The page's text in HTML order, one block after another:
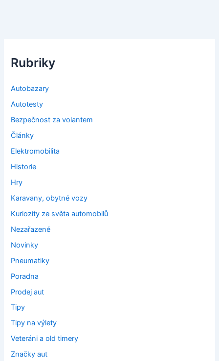
Rubriky
Autobazary
Autotesty
Bezpečnost za volantem
Články
Elektromobilita
Historie
Hry
Karavany, obytné vozy
Kuriozity ze světa automobilů
Nezařazené
Novinky
Pneumatiky
Poradna
Prodej aut
Tipy
Tipy na výlety
Veteráni a old timery
Značky aut